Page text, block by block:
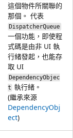
這個物件所關聯的
那個。 代表
DispatcherQueue
一個功能，即使程
式碼是由非 UI 執
行緒發起，也能存
取 UI
DependencyObjec
t 執行緒。
(繼承來源
DependencyObj
ect)